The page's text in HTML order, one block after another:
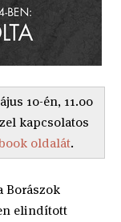
10-én, 11.00
kapcsolatos
oldalát.
Borászok
elindított